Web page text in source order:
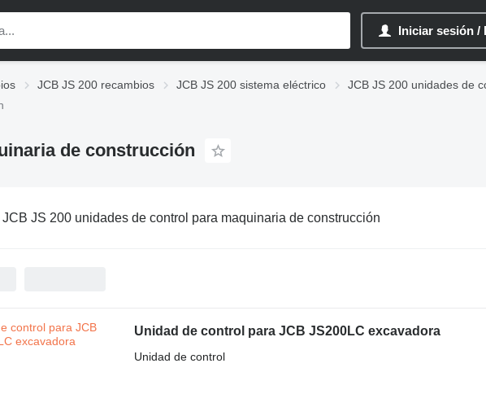
Iniciar sesión /
JCB JS 200 recambios JCB JS 200 sistema eléctrico
JCB JS 200 unidades de
de construcción
JCB JS 200 unidades de control para maquinaria de construcción
Unidad de control para JCB JS200LC excavadora
Unidad de control